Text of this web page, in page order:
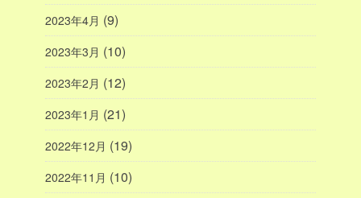
2023年4月 (9)
2023年3月 (10)
2023年2月 (12)
2023年1月 (21)
2022年12月 (19)
2022年11月 (10)